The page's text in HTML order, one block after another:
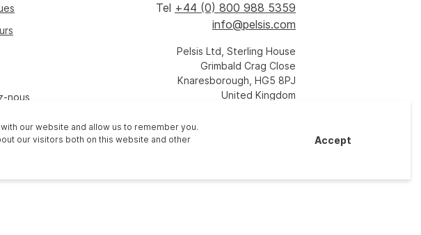
nous
Tel +44 (0) 800 988 5359
info@pelsis.com
Pelsis Ltd, Sterling House
Grimbald Crag Close
Knaresborough, HG5 8PJ
United Kingdom
our website and allow us to remember you.
our visitors both on this website and other
Accept